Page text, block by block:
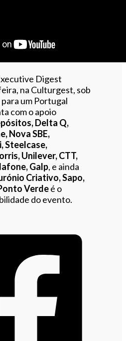
Digest
na Culturgest, sob
um Portugal
com o apoio
Delta Q,
Nova SBE,
Steelcase,
Unilever, CTT,
Galp, e ainda
Criativo, Sapo,
Verdeé o
do evento.